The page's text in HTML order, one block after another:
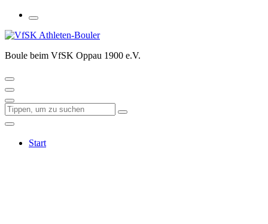
Boule beim VfSK Oppau 1900 e.V.
Start